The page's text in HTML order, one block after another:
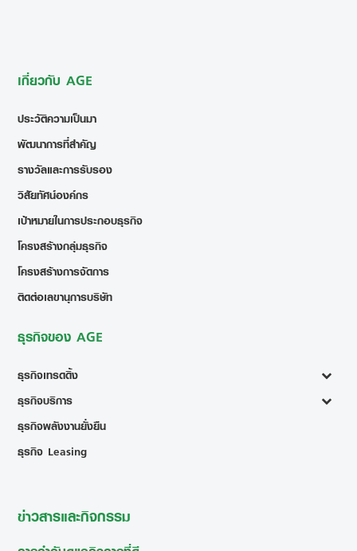
เกี่ยวกับ AGE
ประวัติความเป็นมา
พัฒนาการที่สำคัญ
รางวัลและการรับรอง
วิสัยทัศน์องค์กร
เป้าหมายในการประกอบธุรกิจ
โครงสร้างกลุ่มธุรกิจ
โครงสร้างการจัดการ
ติดต่อเลขานุการบริษัท
ธุรกิจของ AGE
ธุรกิจเทรดดิ้ง
ธุรกิจบริการ
ธุรกิจพลังงานยั่งยืน
ธุรกิจ Leasing
ข่าวสารและกิจกรรม